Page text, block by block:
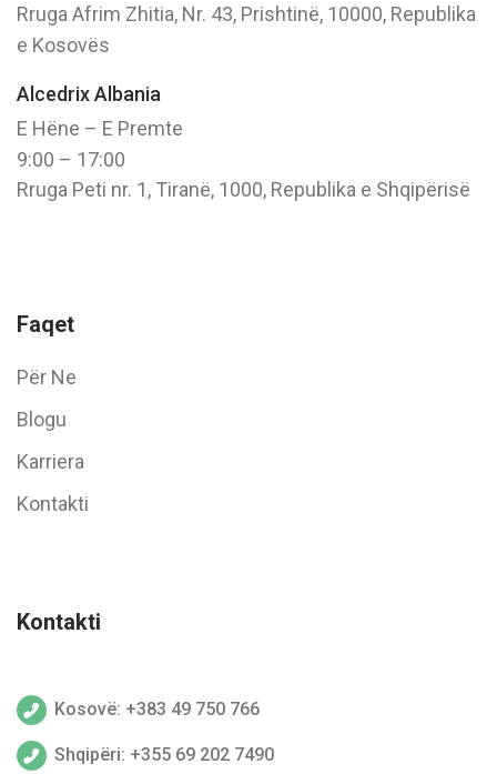
Rruga Afrim Zhitia, Nr. 43, Prishtinë, 10000, Republika
e Kosovës
Alcedrix Albania
E Hëne – E Premte
9:00 – 17:00
Rruga Peti nr. 1, Tiranë, 1000, Republika e Shqipërisë
Faqet
Për Ne
Blogu
Karriera
Kontakti
Kontakti
Kosovë: +383 49 750 766
Shqipëri: +355 69 202 7490